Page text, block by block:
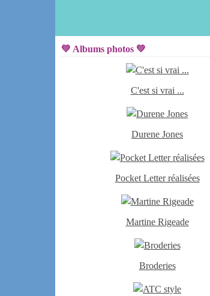
💚 Albums photos 💚
C'est si vrai ...
Durene Jones
Pocket Letter réalisées
Martine Rigeade
Broderies